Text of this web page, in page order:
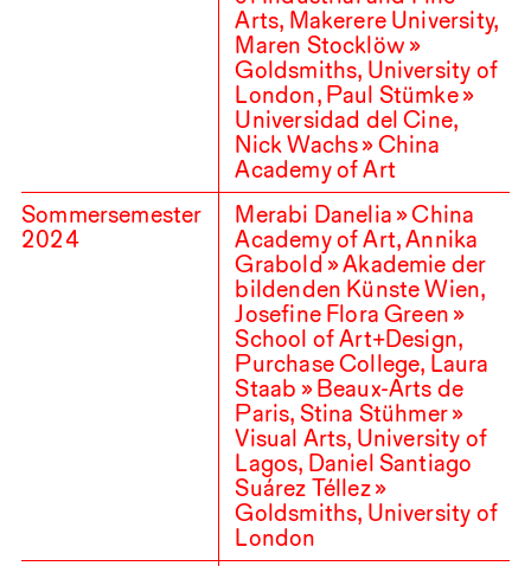
Arts, Makerere University,
Maren Stocklöw »
Goldsmiths, University of
London, Paul Stümke »
Universidad del Cine,
Nick Wachs » China
Academy of Art
Sommersemester
2024
Merabi Danelia » China
Academy of Art, Annika
Grabold » Akademie der
bildenden Künste Wien,
Josefine Flora Green »
School of Art+Design,
Purchase College, Laura
Staab » Beaux-Arts de
Paris, Stina Stühmer »
Visual Arts, University of
Lagos, Daniel Santiago
Suárez Téllez »
Goldsmiths, University of
London